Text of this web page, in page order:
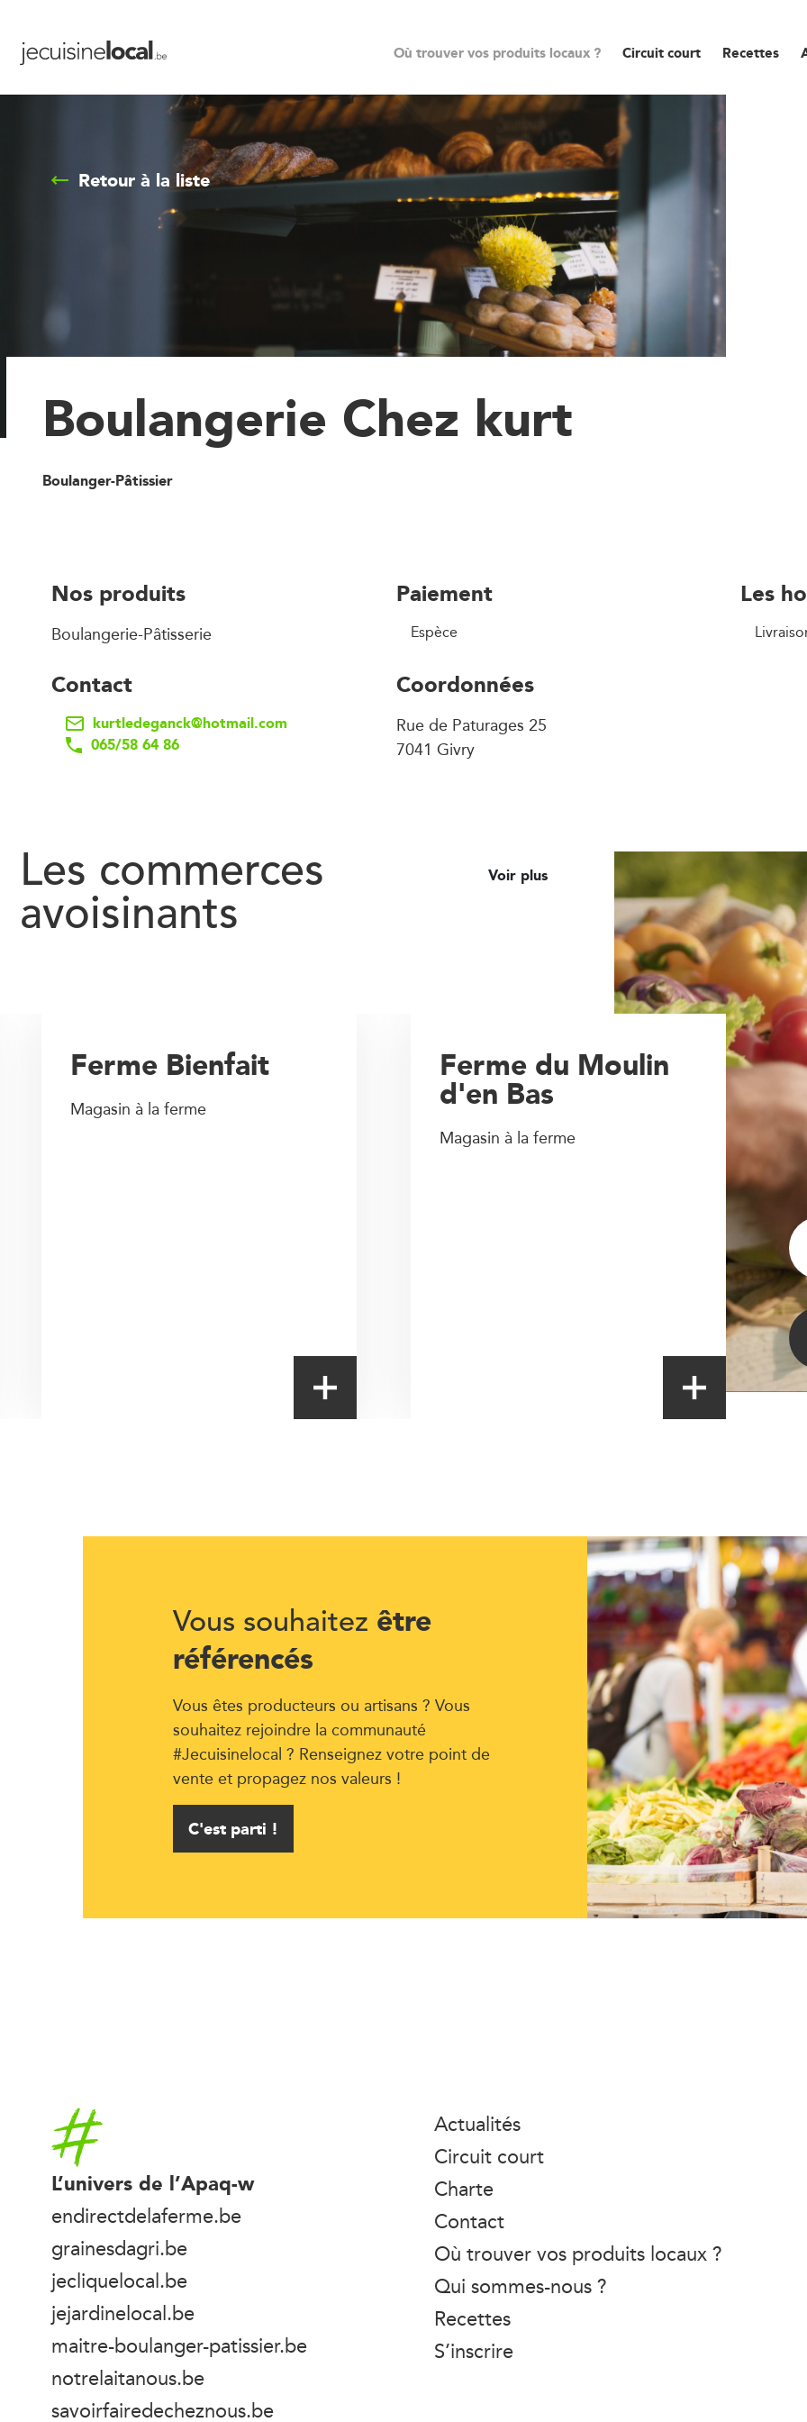
Où trouver vos produits locaux ? Circuit court Recettes
Retour à la liste
Boulangerie Chez kurt
Boulanger-Pâtissier
Nos produits
Boulangerie-Pâtisserie
Paiement
Espèce
Les
Contact
kurtledeganck@hotmail.com
065/58 64 86
Coordonnées
Rue de Paturages 25
7041 Givry
Les commerces
avoisinants
Voir plus
Ferme du Moulin
d'en Bas
Magasin à la ferme
Ferme Bienfait
Magasin à la ferme
Vous souhaitez être
référencés
Vous êtes producteurs ou artisans ? Vous
souhaitez rejoindre la communauté
#Jecuisinelocal ? Renseignez votre point de
vente et propagez nos valeurs !
C'est parti !
Accueil
L’univers de l’Apaq-w
endirectdelaferme.be
grainesdagri.be
jecliquelocal.be
jejardinelocal.be
maitre-boulanger-patissier.be
notrelaitanous.be
savoirfairedecheznous.be
Actualités
Circuit court
Charte
Contact
Où trouver vos produits locaux ?
Qui sommes-nous ?
Recettes
S’inscrire